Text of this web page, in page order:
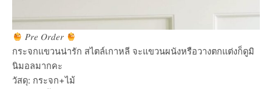
𝑃𝑟𝑒 𝑂𝑟𝑑𝑒𝑟
กระจกแขวนน่ารัก สไตล์เกาหลี จะแขวนผนังหรือวางตกแต่งก็ดูมิ
นิมอลมากคะ
วัสดุ: กระจก+ไม้